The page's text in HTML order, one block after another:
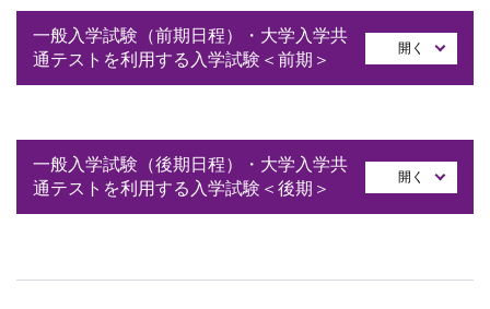
一般入学試験（前期日程）・大学入学共
通テストを利用する入学試験＜前期＞
開く
一般入学試験（後期日程）・大学入学共
通テストを利用する入学試験＜後期＞
開く